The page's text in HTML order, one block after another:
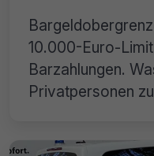
10.000-Euro-
Barzahlungen.
Privatpersonen